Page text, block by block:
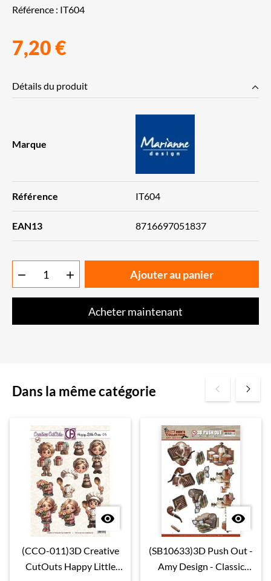
Référence : IT604
7,20 €
Détails du produit
Marque
Référence IT604
EAN13 8716697051837
  Ajouter au panier
Acheter maintenant
Dans la même catégorie

(CCO-011)3D Creative
CutOuts Happy Little

(SB10633)3D Push Out -
Amy Design - Classic